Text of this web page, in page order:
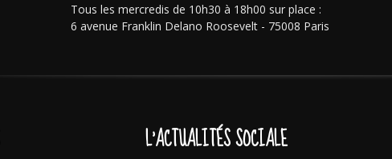
Tous les mercredis de 10h30 à 18h00 sur place :
6 avenue Franklin Delano Roosevelt - 75008 Paris
L'ACTUALITÉS SOCIALE